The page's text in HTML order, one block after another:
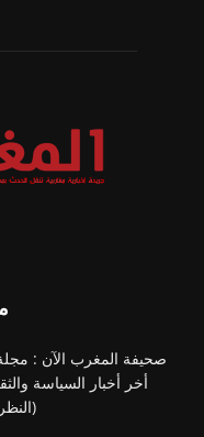
صحيفة المغرب الآن :
أخر أخبار السياسة